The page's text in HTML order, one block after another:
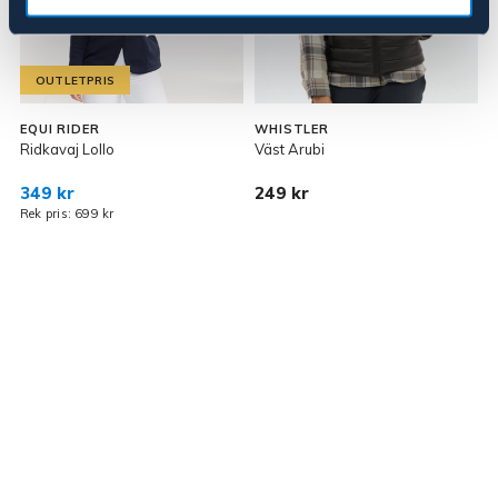
OUTLETPRIS
EQUI RIDER
Ridkavaj Lollo
349 kr
Rek pris: 699 kr
WHISTLER
Väst Arubi
249 kr